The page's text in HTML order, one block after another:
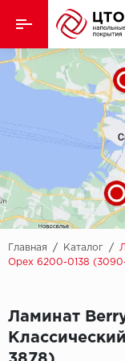
Назад
Кварцвиниловая
Ламинат
Ковролин
Линолеум
Паркет
Плинтус
Подложка
Главная / Каталог /
Орех 6200-0138
Ламинат